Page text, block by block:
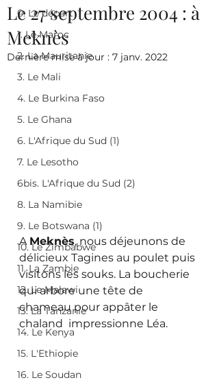
0. Le départ
1. Le Maroc
2. La Mauritanie
3. Le Mali
4. Le Burkina Faso
5. Le Ghana
6. L'Afrique du Sud (1)
7. Le Lesotho
6bis. L'Afrique du Sud (2)
8. La Namibie
9. Le Botswana (1)
10. Le Zimbabwe
11. La Zambie
12. Le Malawi
13. La Tanzanie
14. Le Kenya
15. L'Ethiopie
16. Le Soudan
Le 27 septembre 2004 : à
Meknès
Dernière mise à jour : 7 janv. 2022
A Meknès, nous déjeunons de
délicieux Tagines au poulet puis
visitons les souks. La boucherie
qui arbore une tête de
chameau pour appâter le
chaland  impressionne Léa.